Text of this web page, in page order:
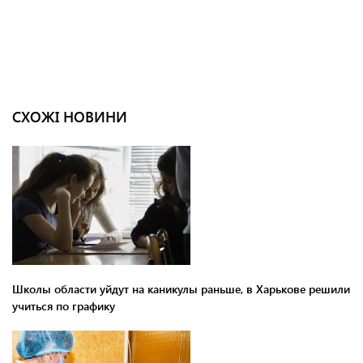
СХОЖІ НОВИНИ
Школы области уйдут на каникулы раньше, в Харькове решили
учиться по графику